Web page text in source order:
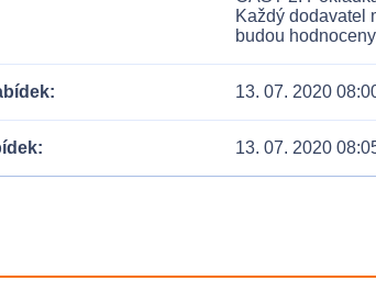
Každý dodavatel
budou
13. 07. 2020
13. 07. 2020